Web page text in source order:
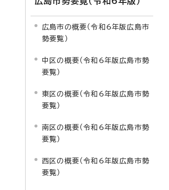
広島市の概要（令和6年版広島市
勢要覧）
中区の概要（令和6年版広島市勢
要覧）
東区の概要（令和6年版広島市勢
要覧）
南区の概要（令和6年版広島市勢
要覧）
西区の概要（令和6年版広島市勢
要覧）